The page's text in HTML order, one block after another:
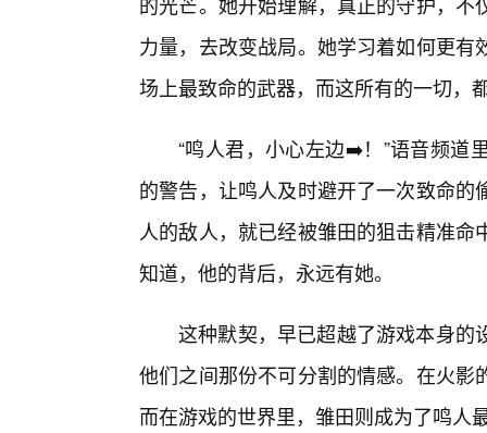
力量，去改变战局。她学习着如何更
场上最致命的武器，而这所有的一切
“鸣人君，小心左边➡️！”语音频道
的警告，让鸣人及时避开了一次致命
人的敌人，就已经被雏田的狙击精准
知道，他的背后，永远有她。
这种默契，早已超越了游戏本身的
他们之间那份不可分割的情感。在火
而在游戏的世界里，雏田则成为了鸣人